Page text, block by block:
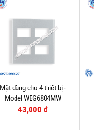
Mặt dùng cho 4 thiết bị -
Model WEG6804MW
43,000 đ